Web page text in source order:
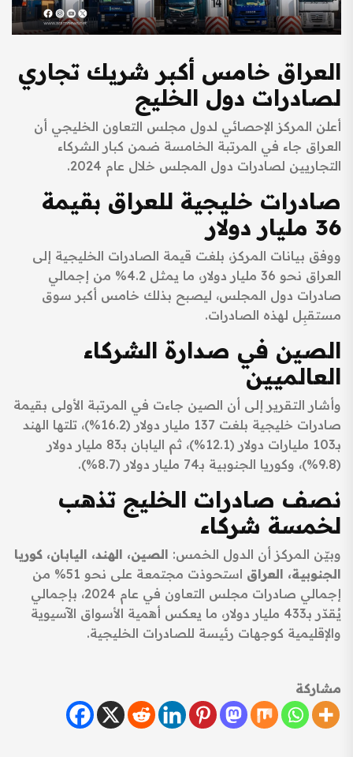
العراق خامس أكبر شريك تجاري
لصادرات دول الخليج
أعلن المركز الإحصائي لدول مجلس التعاون الخليجي أن
العراق جاء في المرتبة الخامسة ضمن كبار الشركاء
التجاريين لصادرات دول المجلس خلال عام 2024.
صادرات خليجية للعراق بقيمة
36 مليار دولار
ووفق بيانات المركز، بلغت قيمة الصادرات الخليجية إلى
العراق نحو 36 مليار دولار، ما يمثل 4.2% من إجمالي
صادرات دول المجلس، ليصبح بذلك خامس أكبر سوق
مستقبِل لهذه الصادرات.
الصين في صدارة الشركاء
العالميين
وأشار التقرير إلى أن الصين جاءت في المرتبة الأولى بقيمة
صادرات خليجية بلغت 137 مليار دولار (16.2%)، تلتها الهند
بـ103 مليارات دولار (12.1%)، ثم اليابان بـ83 مليار دولار
(9.8%)، وكوريا الجنوبية بـ74 مليار دولار (8.7%).
نصف صادرات الخليج تذهب
لخمسة شركاء
وبيّن المركز أن الدول الخمس: الصين، الهند، اليابان، كوريا
الجنوبية، العراق
استحوذت مجتمعة على نحو 51% من
إجمالي صادرات مجلس التعاون في عام 2024، بإجمالي
يُقدّر بـ433 مليار دولار، ما يعكس أهمية الأسواق الآسيوية
والإقليمية كوجهات رئيسة للصادرات الخليجية.
مشاركة